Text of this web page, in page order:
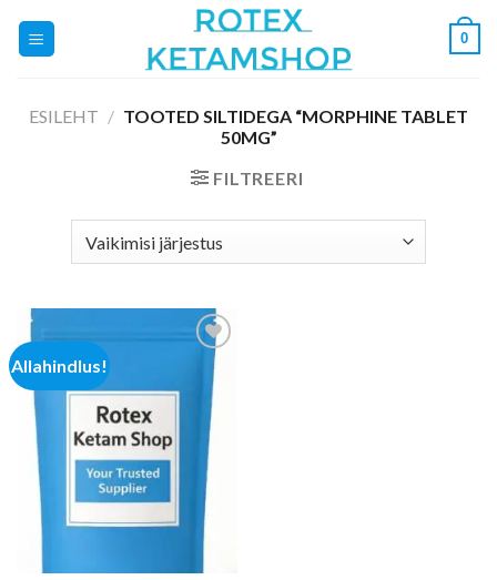
0
ESILEHT / TOOTED SILTIDEGA “MORPHINE TABLET
50MG”
FILTREERI
Allahindlus!
Add to
wishlist